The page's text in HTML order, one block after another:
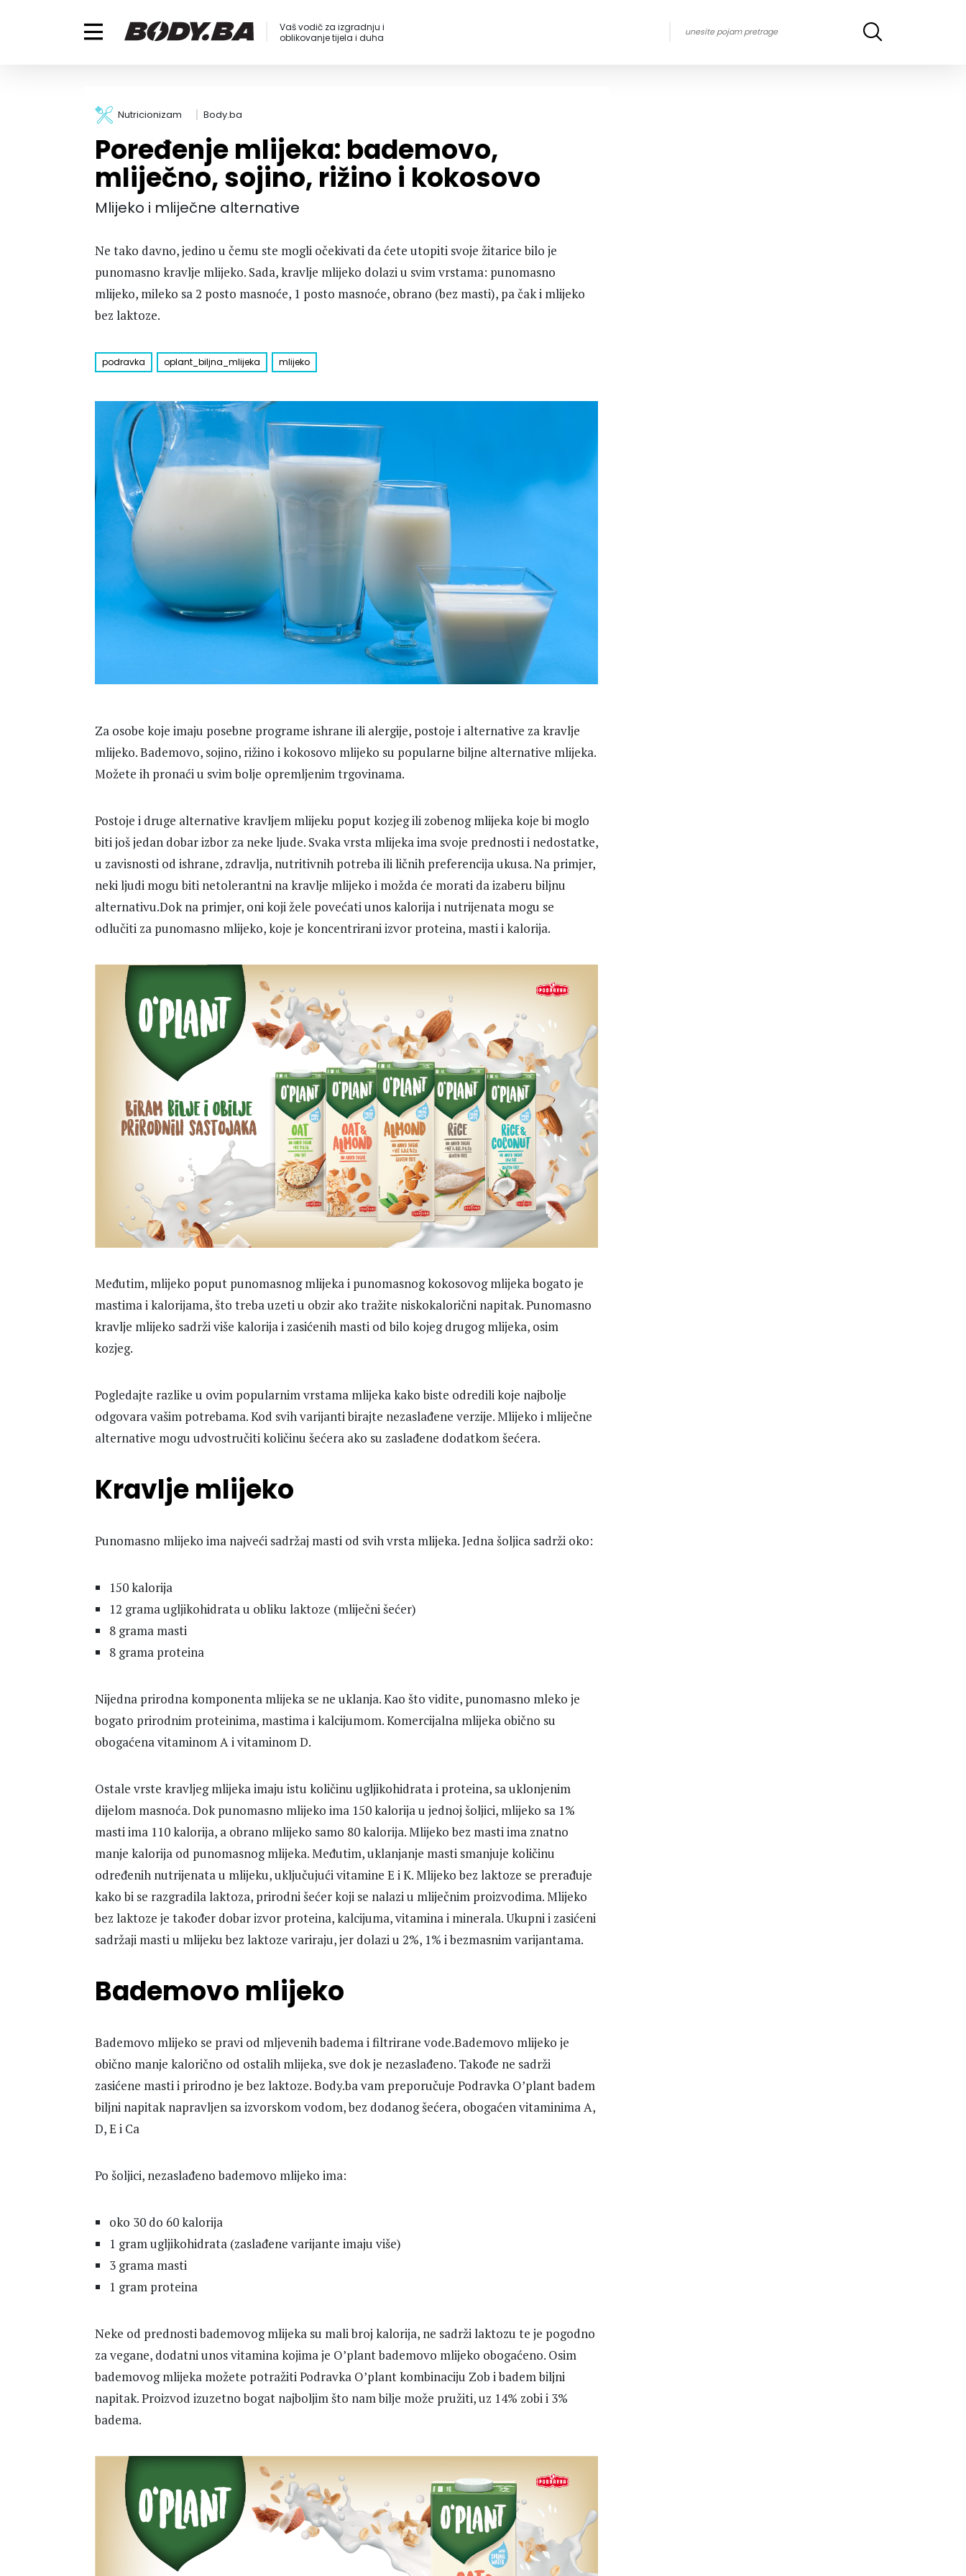
Vaš vodič za izgradnju i
oblikovanje tijela i duha
Nutricionizam Body.ba
Poređenje mlijeka: bademovo,
mliječno, sojino, rižino i kokosovo
Mlijeko i mliječne alternative
Ne tako davno, jedino u čemu ste mogli očekivati da ćete utopiti svoje žitarice bilo je
punomasno kravlje mlijeko. Sada, kravlje mlijeko dolazi u svim vrstama: punomasno
mlijeko, mileko sa 2 posto masnoće, 1 posto masnoće, obrano (bez masti), pa čak i mlijeko
bez laktoze.
podravka oplant_biljna_mlijeka mlijeko
Za osobe koje imaju posebne programe ishrane ili alergije, postoje i alternative za kravlje
mlijeko. Bademovo, sojino, rižino i kokosovo mlijeko su popularne biljne alternative mlijeka.
Možete ih pronaći u svim bolje opremljenim trgovinama.
Postoje i druge alternative kravljem mlijeku poput kozjeg ili zobenog mlijeka koje bi moglo
biti još jedan dobar izbor za neke ljude. Svaka vrsta mlijeka ima svoje prednosti i nedostatke,
u zavisnosti od ishrane, zdravlja, nutritivnih potreba ili ličnih preferencija ukusa. Na primjer,
neki ljudi mogu biti netolerantni na kravlje mlijeko i možda će morati da izaberu biljnu
alternativu.Dok na primjer, oni koji žele povećati unos kalorija i nutrijenata mogu se
odlučiti za punomasno mlijeko, koje je koncentrirani izvor proteina, masti i kalorija.
Međutim, mlijeko poput punomasnog mlijeka i punomasnog kokosovog mlijeka bogato je
mastima i kalorijama, što treba uzeti u obzir ako tražite niskokalorični napitak. Punomasno
kravlje mlijeko sadrži više kalorija i zasićenih masti od bilo kojeg drugog mlijeka, osim
kozjeg.
Pogledajte razlike u ovim popularnim vrstama mlijeka kako biste odredili koje najbolje
odgovara vašim potrebama. Kod svih varijanti birajte nezaslađene verzije. Mlijeko i mliječne
alternative mogu udvostručiti količinu šećera ako su zaslađene dodatkom šećera.
Kravlje mlijeko
Punomasno mlijeko ima najveći sadržaj masti od svih vrsta mlijeka. Jedna šoljica sadrži oko:
150 kalorija
12 grama ugljikohidrata u obliku laktoze (mliječni šećer)
8 grama masti
8 grama proteina
Nijedna prirodna komponenta mlijeka se ne uklanja. Kao što vidite, punomasno mleko je
bogato prirodnim proteinima, mastima i kalcijumom. Komercijalna mlijeka obično su
obogaćena vitaminom A i vitaminom D.
Ostale vrste kravljeg mlijeka imaju istu količinu ugljikohidrata i proteina, sa uklonjenim
dijelom masnoća. Dok punomasno mlijeko ima 150 kalorija u jednoj šoljici, mlijeko sa 1%
masti ima 110 kalorija, a obrano mlijeko samo 80 kalorija. Mlijeko bez masti ima znatno
manje kalorija od punomasnog mlijeka. Međutim, uklanjanje masti smanjuje količinu
određenih nutrijenata u mlijeku, uključujući vitamine E i K. Mlijeko bez laktoze se prerađuje
kako bi se razgradila laktoza, prirodni šećer koji se nalazi u mliječnim proizvodima. Mlijeko
bez laktoze je također dobar izvor proteina, kalcijuma, vitamina i minerala. Ukupni i zasićeni
sadržaji masti u mlijeku bez laktoze variraju, jer dolazi u 2%, 1% i bezmasnim varijantama.
Bademovo mlijeko
Bademovo mlijeko se pravi od mljevenih badema i filtrirane vode.Bademovo mlijeko je
obično manje kalorično od ostalih mlijeka, sve dok je nezaslađeno. Takođe ne sadrži
zasićene masti i prirodno je bez laktoze. Body.ba vam preporučuje Podravka O’plant badem
biljni napitak napravljen sa izvorskom vodom, bez dodanog šećera, obogaćen vitaminima A,
D, E i Ca
Po šoljici, nezaslađeno bademovo mlijeko ima:
oko 30 do 60 kalorija
1 gram ugljikohidrata (zaslađene varijante imaju više)
3 grama masti
1 gram proteina
Neke od prednosti bademovog mlijeka su mali broj kalorija, ne sadrži laktozu te je pogodno
za vegane, dodatni unos vitamina kojima je O’plant bademovo mlijeko obogaćeno. Osim
bademovog mlijeka možete potražiti Podravka O’plant kombinaciju Zob i badem biljni
napitak. Proizvod izuzetno bogat najboljim što nam bilje može pružiti, uz 14% zobi i 3%
badema.